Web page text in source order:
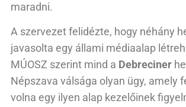
maradni.
A szervezet felidézte, hogy néhány
javasolta egy állami médiaalap
MÚOSZ szerint mind a Debreciner
Népszava válsága olyan ügy, amely
volna egy ilyen alap kezelőinek